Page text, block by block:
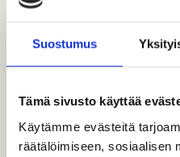
Suostumus
Tämä sivusto käyttää
Käytämme evästeitä
räätälöimiseen, sosiaalisen
Rautatiemuseon
keisarin ajasta kohti